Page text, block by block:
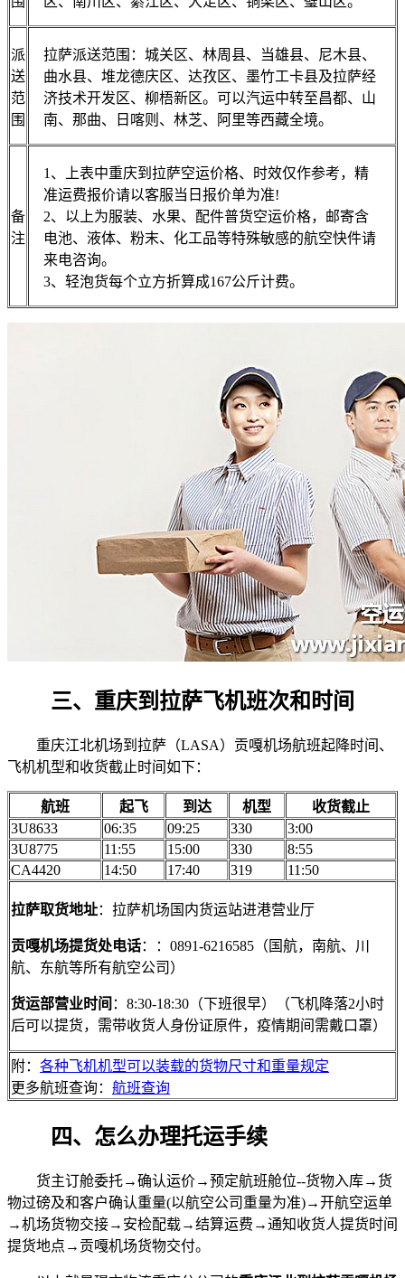
派
送
范
围
拉萨派送范围：城关区、林周县、当雄县、尼木县、
曲水县、堆龙德庆区、达孜区、墨竹工卡县及拉萨经
济技术开发区、柳梧新区。可以汽运中转至昌都、山
南、那曲、日喀则、林芝、阿里等西藏全境。
备
注
1、上表中重庆到拉萨空运价格、时效仅作参考，精
准运费报价请以客服当日报价单为准!
2、以上为服装、水果、配件普货空运价格，邮寄含
电池、液体、粉末、化工品等特殊敏感的航空快件请
来电咨询。
3、轻泡货每个立方折算成167公斤计费。
三、重庆到拉萨飞机班次和时间
重庆江北机场到拉萨（LASA）贡嘎机场航班起降时间、
飞机机型和收货截止时间如下：
航班 起飞 到达 机型
收货截止
3U8633
06:35 09:25 330
3:00
3U8775
11:55 15:00 330
8:55
CA4420
14:50 17:40 319 11:50
拉萨取货地址：拉萨机场国内货运站进港营业厅
贡嘎机场提货处电话：：0891-6216585（国航，南航、川
航、东航等所有航空公司）
货运部营业时间 ：8:30-18:30（下班很早）（飞机降落2小时
后可以提货，需带收货人身份证原件，疫情期间需戴口罩）
附： 各种飞机机型可以装载的货物尺寸和重量规定
更多航班查询： 航班查询
四、怎么办理托运手续
货主订舱委托→确认运价→预定航班舱位--货物入库→货
物过磅及和客户确认重量(以航空公司重量为准)→开航空运单
→机场货物交接→安检配载→结算运费→通知收货人提货时间
提货地点→贡嘎机场货物交付。